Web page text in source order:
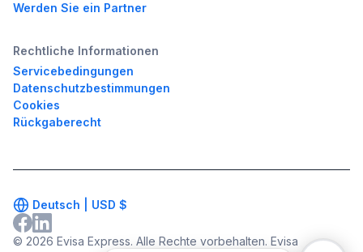
Werden Sie ein Partner
Rechtliche Informationen
Servicebedingungen
Datenschutzbestimmungen
Cookies
Rückgaberecht
© 2026 Evisa Express. Alle Rechte vorbehalten. Evisa
Deutsch | USD $